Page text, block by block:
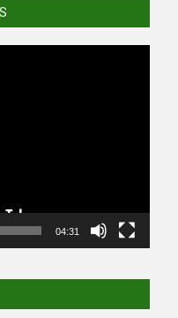
04:31